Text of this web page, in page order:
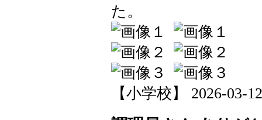
た。
【小学校】 2026-03-